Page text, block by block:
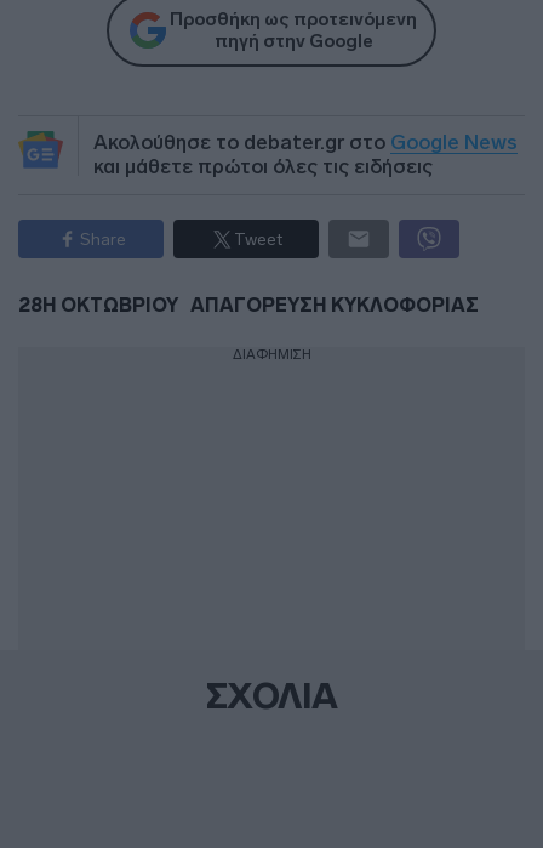
Προσθήκη ως προτεινόμενη
πηγή στην Google
Ακολούθησε το debater.gr στο Google News
και μάθετε πρώτοι όλες τις ειδήσεις
Share Tweet
28Η ΟΚΤΩΒΡΙΟΥ ΑΠΑΓΟΡΕΥΣΗ ΚΥΚΛΟΦΟΡΙΑΣ
ΔΙΑΦΗΜΙΣΗ
ΣΧΟΛΙΑ